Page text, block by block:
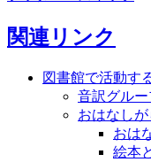
関連リンク
図書館で活動す
音訳グルー
おはなし
おは
絵本